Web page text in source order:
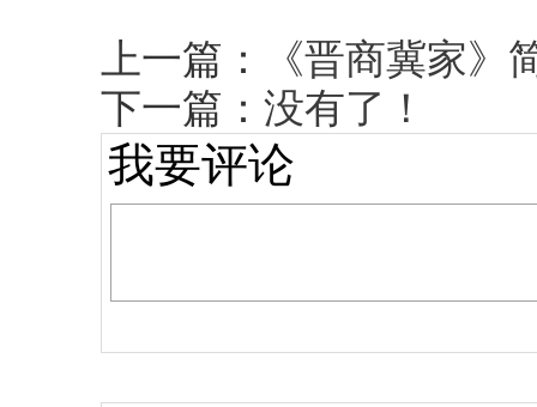
上一篇：
《晋商冀家》
下一篇： 没有了！
我要评论